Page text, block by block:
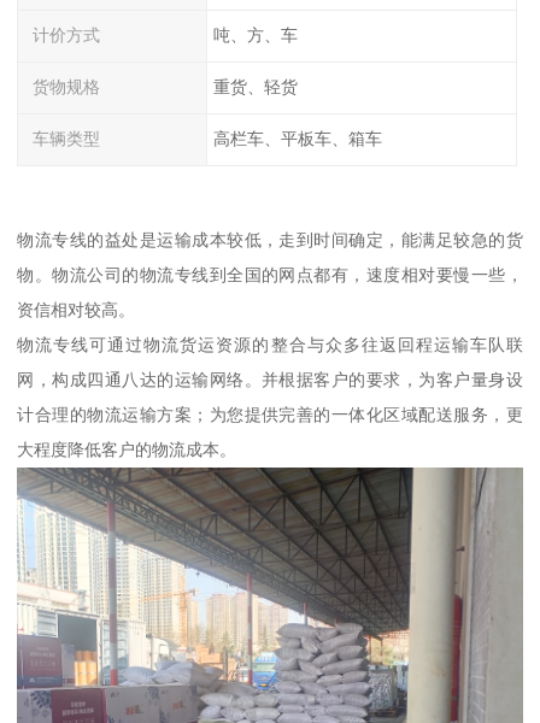
计价方式 吨、方、车
货物规格 重货、轻货
车辆类型 高栏车、平板车、箱车
物流专线的益处是运输成本较低，走到时间确定，能满足较急的货
物。物流公司的物流专线到全国的网点都有，速度相对要慢一些，
资信相对较高。
物流专线可通过物流货运资源的整合与众多往返回程运输车队联
网，构成四通八达的运输网络。并根据客户的要求，为客户量身设
计合理的物流运输方案；为您提供完善的一体化区域配送服务，更
大程度降低客户的物流成本。